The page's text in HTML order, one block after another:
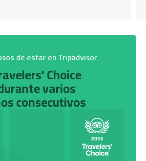
de estar en Tripadvisor
Choice
varios
consecutivos